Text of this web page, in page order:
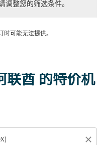
调整您的筛选条件。
时可能无法提供。
联酋 的特价机
close